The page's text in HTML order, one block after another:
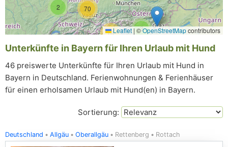
3
2
16
70
Leaflet | ©OpenStreetMapcontributors
Unterkünfte in Bayern für Ihren Urlaub mit Hund
46 preiswerte Unterkünfte für Ihren Urlaub mit Hund in
Bayern in Deutschland. Ferienwohnungen & Ferienhäuser
für einen erholsamen Urlaub mit Hund(en) in Bayern.
Sortierung:
Deutschland Allgäu Oberallgäu Rettenberg Rottach